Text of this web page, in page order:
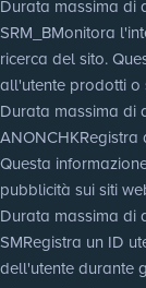
Durata massima di
SRM_BMonitora
ricerca del sito.
all'utente prodotti o
Durata massima di
ANONCHKRegistra
Questa
pubblicità sui siti
Durata massima di
SMRegistra un ID
dell'utente durante